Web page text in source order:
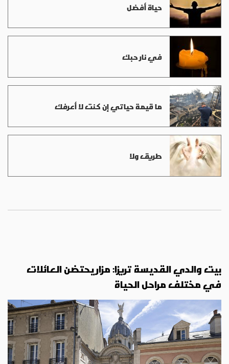
حياة أفضل
في نار حبك
ما قيمة حياتي إن كنت لا أعرفك
طريق ولا
بيت والدي القديسة تريزا: مزار يحتضن العائلات
في مختلف مراحل الحياة